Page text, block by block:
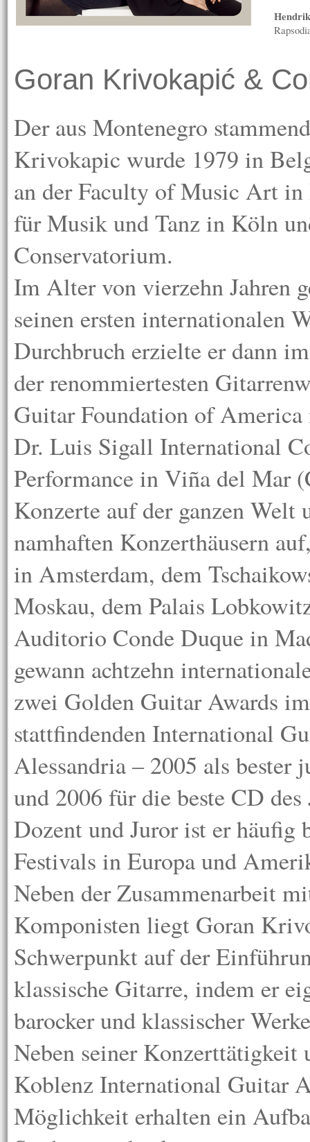
Goran Krivokapić &
Der aus Montenegro
Krivokapic wurde 1979 in
an der Faculty of Music Art in
für Musik und Tanz in Köln
Conservatorium.
Im Alter von vierzehn Jahren
seinen ersten internationalen
Durchbruch erzielte er dann
der renommiertesten
Guitar Foundation of
Dr. Luis Sigall International
Performance in Viña del Mar
Konzerte auf der ganzen
namhaften Konzerthäusern
in Amsterdam, dem
Moskau, dem Palais
Auditorio Conde Duque in
gewann achtzehn
zwei Golden Guitar Awards
stattfindenden International
Alessandria – 2005 als bester
und 2006 für die beste CD
Dozent und Juror ist er häufig
Festivals in Europa und
Neben der Zusammenarbeit
Komponisten liegt Goran
Schwerpunkt auf der
klassische Gitarre, indem er
barocker und klassischer
Neben seiner Konzerttätigkeit
Koblenz International Guitar
Möglichkeit erhalten ein